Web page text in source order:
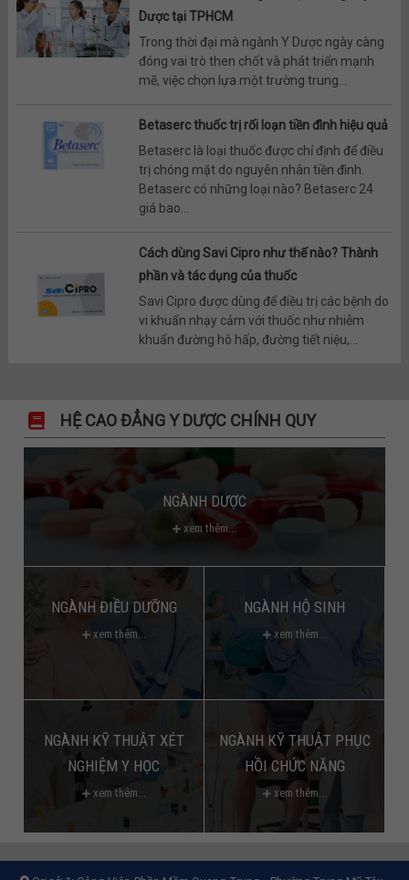
Dược tại TPHCM
Trong thời đại mà ngành Y Dược ngày càng
đóng vai trò then chốt và phát triển mạnh
mẽ, việc chọn lựa một trường trung...
Betaserc thuốc trị rối loạn tiền đình hiệu quả
Betaserc là loại thuốc được chỉ định để điều
trị chóng mặt do nguyên nhân tiền đình.
Betaserc có những loại nào? Betaserc 24
giá bao...
Cách dùng Savi Cipro như thế nào? Thành
phần và tác dụng của thuốc
Savi Cipro được dùng để điều trị các bệnh do
vi khuẩn nhạy cảm với thuốc như nhiễm
khuẩn đường hô hấp, đường tiết niệu,...
HỆ CAO ĐẲNG Y DƯỢC CHÍNH QUY
NGÀNH DƯỢC
xem thêm...
NGÀNH ĐIỀU DƯỠNG
xem thêm...
NGÀNH HỘ SINH
xem thêm...
NGÀNH KỸ THUẬT XÉT
NGHIỆM Y HỌC
xem thêm...
NGÀNH KỸ THUẬT PHỤC
HỒI CHỨC NĂNG
xem thêm...